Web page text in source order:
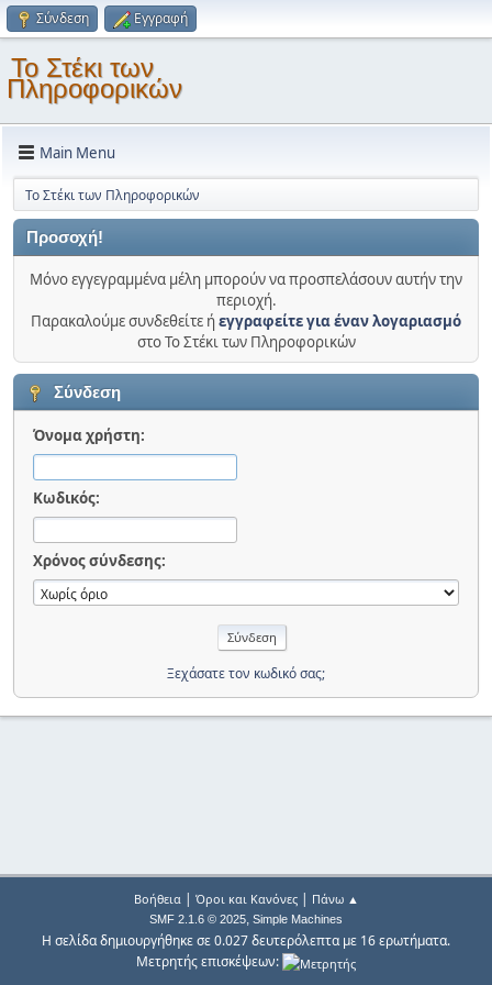
Σύνδεση Εγγραφή
Το Στέκι των
Πληροφορικών
Main Menu
Το Στέκι των Πληροφορικών
Προσοχή!
Μόνο εγγεγραμμένα μέλη μπορούν να προσπελάσουν αυτήν την
περιοχή.
Παρακαλούμε συνδεθείτε ήεγγραφείτε για έναν λογαριασμό
στο Το Στέκι των Πληροφορικών
Σύνδεση
Όνομα χρήστη:
Κωδικός:
Χρόνος σύνδεσης:
Ξεχάσατε τον κωδικό σας;
Βοήθεια| Όροι και Κανόνες| Πάνω ▲
SMF 2.1.6 © 2025, Simple Machines
Η σελίδα δημιουργήθηκε σε 0.027 δευτερόλεπτα με 16 ερωτήματα.
Μετρητής επισκέψεων: